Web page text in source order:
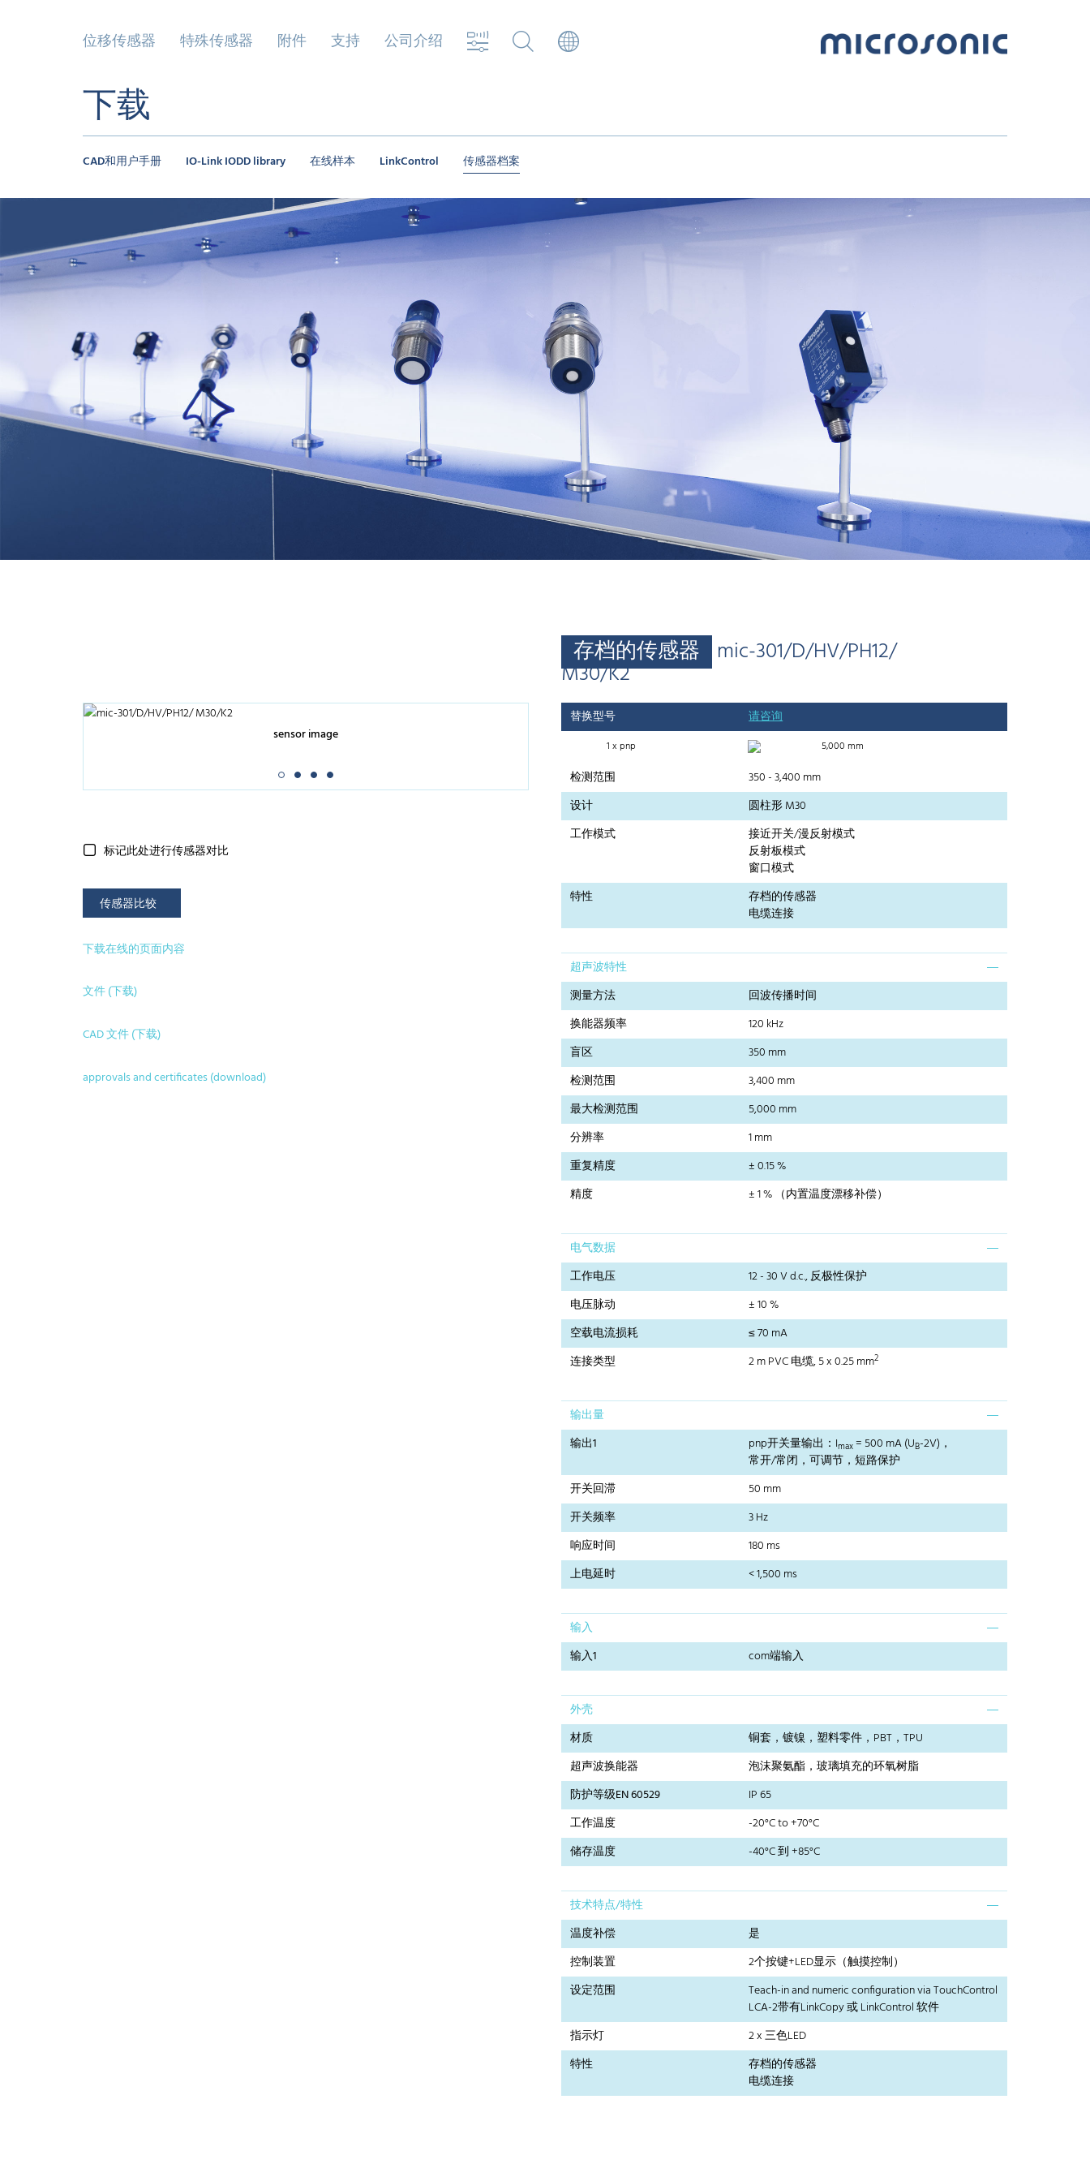
位移传感器 特殊传感器 附件 支持 公司介绍
下载
CAD和用户手册 IO-Link IODD library 在线样本 LinkControl 传感器档案
存档的传感器 mic-301/D/HV/PH12/
M30/K2
sensor image
标记此处进行传感器对比
传感器比较
下载在线的页面内容
文件 (下载)
CAD 文件 (下载)
approvals and certificates (download)
替换型号 请咨询
1 x pnp 5,000 mm
检测范围
350 - 3,400 mm
设计
圆柱形 M30
工作模式
接近开关/漫反射模式
反射板模式
窗口模式
特性
存档的传感器
电缆连接
超声波特性
测量方法
回波传播时间
换能器频率
120 kHz
盲区
350 mm
检测范围
3,400 mm
最大检测范围
5,000 mm
分辨率
1 mm
重复精度
± 0.15 %
精度
± 1 % （内置温度漂移补偿）
电气数据
工作电压
12 - 30 V d.c., 反极性保护
电压脉动
± 10 %
空载电流损耗
≤ 70 mA
连接类型
2 m PVC 电缆, 5 x 0.25 mm2
输出量
输出1
pnp开关量输出：Imax= 500 mA (UB-2V)，
常开/常闭，可调节，短路保护
开关回滞
50 mm
开关频率
3 Hz
响应时间
180 ms
上电延时
< 1,500 ms
输入
输入1
com端输入
外壳
材质
铜套，镀镍，塑料零件，PBT，TPU
超声波换能器
泡沫聚氨酯，玻璃填充的环氧树脂
防护等级EN 60529
IP 65
工作温度
-20°C to +70°C
储存温度
-40°C 到 +85°C
技术特点/特性
温度补偿
是
控制装置
2个按键+LED显示（触摸控制）
设定范围
Teach-in and numeric configuration via TouchControl
LCA-2带有LinkCopy 或 LinkControl 软件
指示灯
2 x 三色LED
特性
存档的传感器
电缆连接